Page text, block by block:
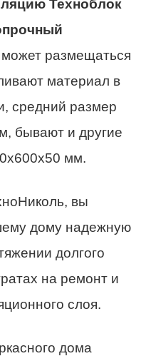
Техноблок
может размещаться
материал в
средний размер
бывают и другие
мм.
вы
дому надежную
долгого
на ремонт и
слоя.
дома